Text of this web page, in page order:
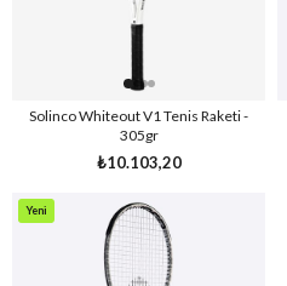
Solinco Whiteout V1 Tenis Raketi -
305gr
₺10.103,20
Yeni